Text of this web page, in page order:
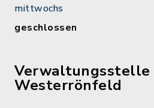
mittwochs
geschlossen
Verwaltungsstelle
Westerrönfeld